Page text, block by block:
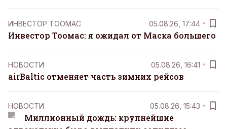
ИНВЕСТОР ТООМАС 05.08.26, 17:44
Инвестор Тоомас: я ожидал от Маска большего
НОВОСТИ 05.08.26, 16:41
airBaltic отменяет часть зимних рейсов
НОВОСТИ 05.08.26, 15:43
Миллионный дождь: крупнейшие